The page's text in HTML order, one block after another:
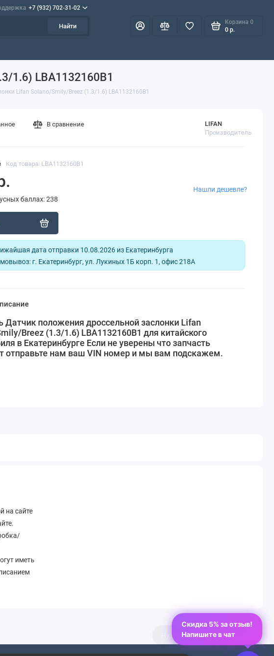
+7 (932) 702-31-02
Найти
Корзина 0
0 р.
1.6) LBA1132160B1
Lifan Solano/Smily/Breez (1.3/1.6) LBA1132160B1
Код товара: LBA1132160B1
LIFAN
Производитель
баллах: 238
Нашли дешевле?
дата отправки 10.08.2026 из Екатеринбурга
г. Екатеринбург, ул. Лукиных 1Б корп. 1, офис 218А
В сравнение
Датчик положения дроссельной заслонки Lifan
Breez (1.3/1.6) LBA1132160B1 для китайского
в Екатеринбурге Если не уверены что запчасть
отправьте нам ваш VIN номер и мы вам подскажем.
на сайте
иметь
Скидка 5% за отзыв!
Напишите в чат